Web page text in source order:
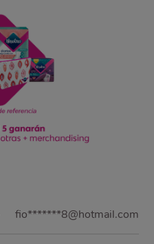
fio*******8@hotmail.com